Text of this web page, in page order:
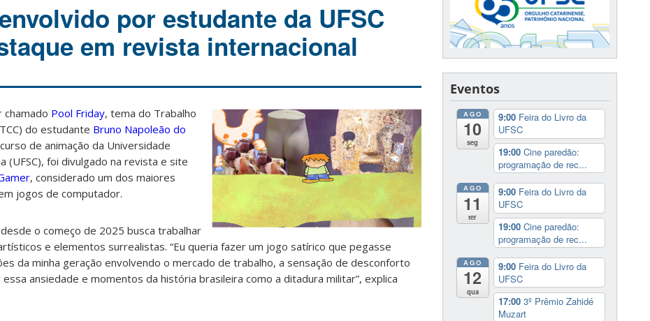
por estudante da UFSC
em revista internacional
Pool Friday, tema do Trabalho
do estudante Bruno Napoleão do
de animação da Universidade
(UFSC), foi divulgado na revista e site
, considerado um dos maiores
jogos de computador.
o começo de 2025 busca trabalhar
e elementos surrealistas. “Eu queria fazer um jogo satírico que pegasse
da minha geração envolvendo o mercado de trabalho, a sensação de desconforto
ansiedade e momentos da história brasileira como a ditadura militar”, explica
Eventos
AGO
10
seg
9:00 Feira do Livro da
UFSC
19:00 Cine paredão:
programação de rec...
AGO
11
ter
9:00 Feira do Livro da
UFSC
19:00 Cine paredão:
programação de rec...
AGO
12
qua
9:00 Feira do Livro da
UFSC
17:00 3º Prêmio Zahidé
Muzart